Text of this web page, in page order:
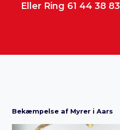
Eller Ring 61 44 38 83
Bekæmpelse af Myrer i Aars